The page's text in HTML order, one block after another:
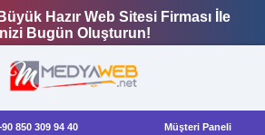
Hazır Web Sitesi Firması İle
Bugün Oluşturun!
850 309 94 40 Müşteri Paneli